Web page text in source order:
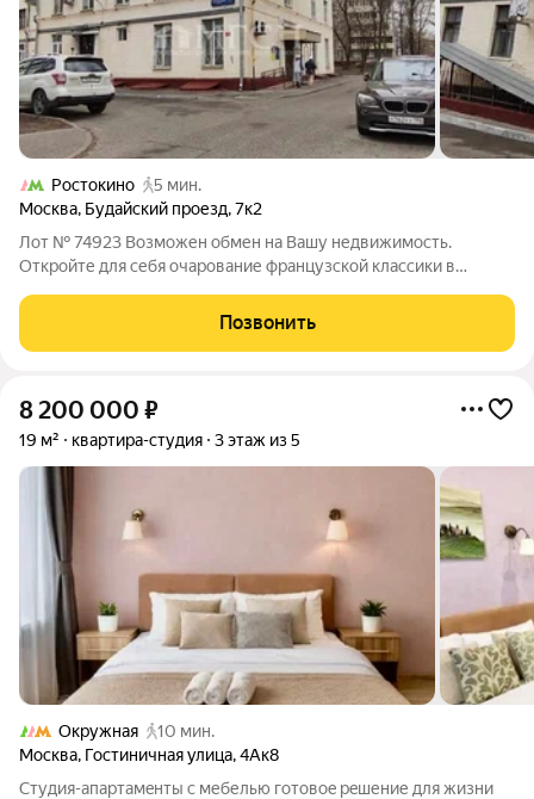
Ростокино
5 мин.
Москва, Будайский проезд,7к2
Лот № 74923 Возможен обмен на Вашу недвижимость.
Откройте для себя очарование французской классики в
уникальную двухкомнатную квартиру площадью 64 кв. м, к
которой прилагается роскошная утепленная
Позвонить
8 200 000 ₽
19 м² квартира-студия 3 этаж из 5
Окружная
10 мин.
Москва, Гостиничная улица,4Ак8
Cтудия-aпаpтамeнты с мебелью готовоe рeшение для жизни